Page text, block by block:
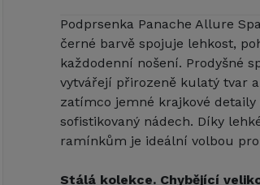
Podprsenka Panache Allure
černé barvě spojuje lehkost,
každodenní nošení. Prodyšné
vytvářejí přirozeně kulatý tvar
zatímco jemné krajkové
sofistikovaný nádech. Díky
ramínkům je ideální volbou
Stálá kolekce. Chybějící